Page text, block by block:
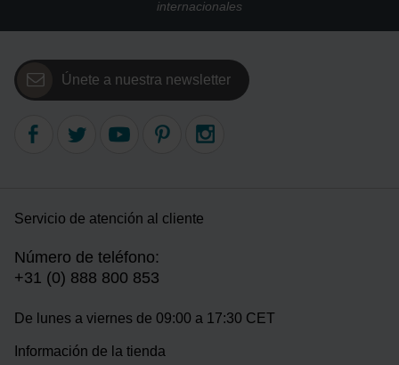
internacionales
Únete a nuestra newsletter
Servicio de atención al cliente
Número de teléfono:
+31 (0) 888 800 853
De lunes a viernes de 09:00 a 17:30 CET
Información de la tienda